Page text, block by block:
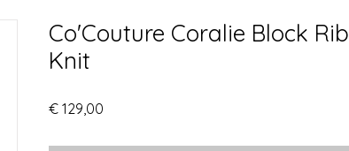
Co'Couture Coralie Block Rib
Knit
€ 129,00